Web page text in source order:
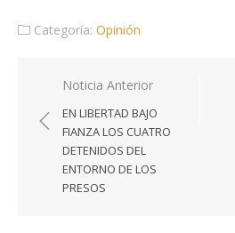
Categoría: Opinión
Navegación
de
entradas
Noticia Anterior
EN LIBERTAD BAJO
FIANZA LOS CUATRO
DETENIDOS DEL
ENTORNO DE LOS
PRESOS